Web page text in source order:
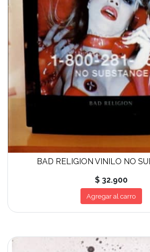
BAD RELIGION VINILO NO
$ 32.900
Agregar al carro